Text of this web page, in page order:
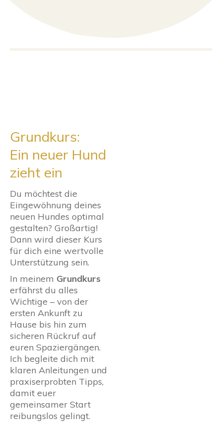
Grundkurs:
Ein neuer Hund
zieht ein
Du möchtest die
Eingewöhnung deines
neuen Hundes optimal
gestalten? Großartig!
Dann wird dieser Kurs
für dich eine wertvolle
Unterstützung sein.
In meinem Grundkurs
erfährst du alles
Wichtige – von der
ersten Ankunft zu
Hause bis hin zum
sicheren Rückruf auf
euren Spaziergängen.
Ich begleite dich mit
klaren Anleitungen und
praxiserprobten Tipps,
damit euer
gemeinsamer Start
reibungslos gelingt.